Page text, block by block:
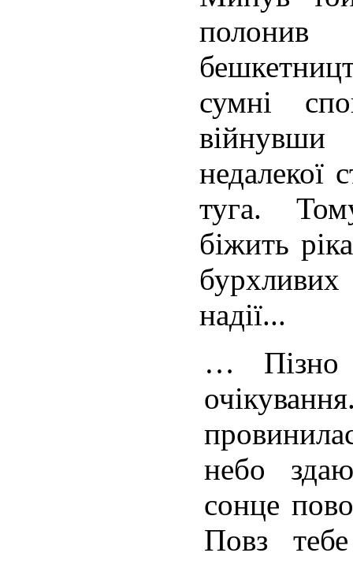
полонив
сумні
недалекої
туга.
біжить
надії...
… Пізно
небо
сонце
Повз